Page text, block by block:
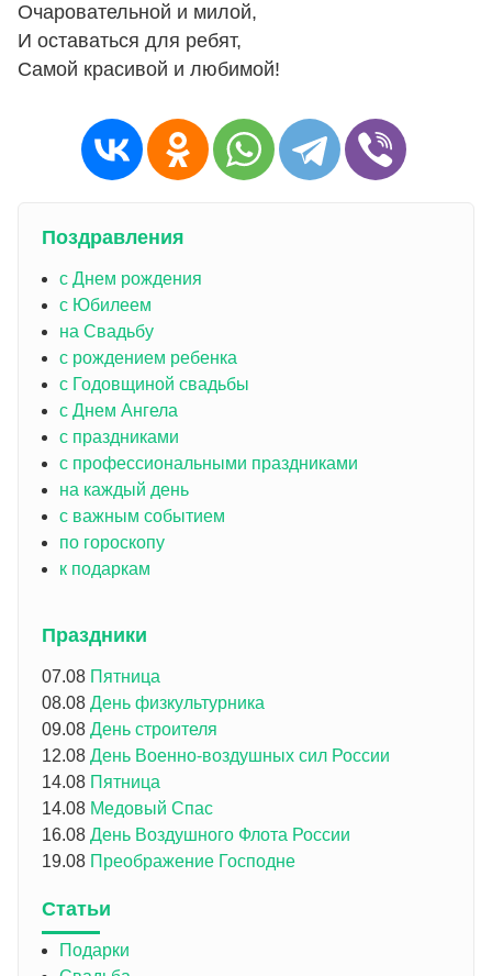
Очаровательной и милой,
И оставаться для ребят,
Самой красивой и любимой!
Поздравления
с Днем рождения
с Юбилеем
на Свадьбу
с рождением ребенка
с Годовщиной свадьбы
с Днем Ангела
с праздниками
с профессиональными праздниками
на каждый день
с важным событием
по гороскопу
к подаркам
Праздники
07.08 Пятница
08.08 День физкультурника
09.08 День строителя
12.08 День Военно-воздушных сил России
14.08 Пятница
14.08 Медовый Спас
16.08 День Воздушного Флота России
19.08 Преображение Господне
Статьи
Подарки